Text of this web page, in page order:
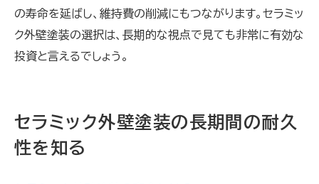
の寿命を延ばし、維持費の削減にもつながります。セラミッ
ク外壁塗装の選択は、長期的な視点で見ても非常に有効な
投資と言えるでしょう。
セラミック外壁塗装の長期間の耐久
性を知る